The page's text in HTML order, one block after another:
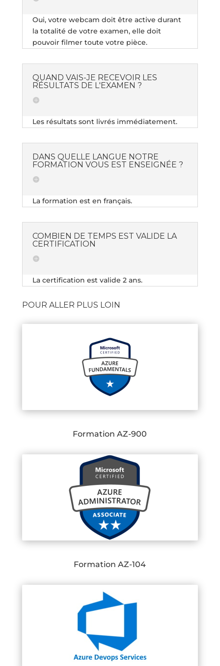
Oui, votre webcam doit être active durant
la totalité de votre examen, elle doit
pouvoir filmer toute votre pièce.
QUAND VAIS-JE RECEVOIR LES
RÉSULTATS DE L'EXAMEN ?
Les résultats sont livrés immédiatement.
DANS QUELLE LANGUE NOTRE
FORMATION VOUS EST ENSEIGNÉE ?
La formation est en français.
COMBIEN DE TEMPS EST VALIDE LA
CERTIFICATION
La certification est valide 2 ans.
POUR ALLER PLUS LOIN
Formation AZ-900
Formation AZ-104